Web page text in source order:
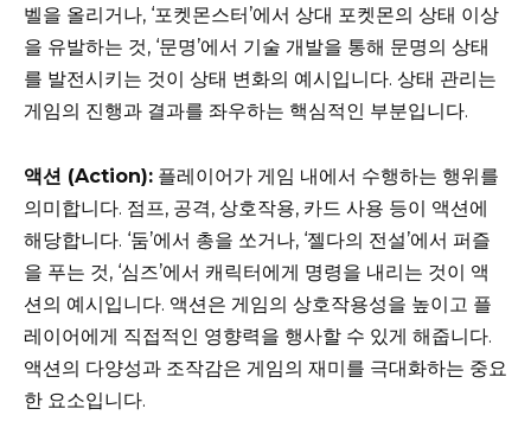
벨을 올리거나, ‘포켓몬스터’에서 상대 포켓몬의 상태 이상
을 유발하는 것, ‘문명’에서 기술 개발을 통해 문명의 상태
를 발전시키는 것이 상태 변화의 예시입니다. 상태 관리는
게임의 진행과 결과를 좌우하는 핵심적인 부분입니다.
액션 (Action): 플레이어가 게임 내에서 수행하는 행위를
의미합니다. 점프, 공격, 상호작용, 카드 사용 등이 액션에
해당합니다. ‘둠’에서 총을 쏘거나, ‘젤다의 전설’에서 퍼즐
을 푸는 것, ‘심즈’에서 캐릭터에게 명령을 내리는 것이 액
션의 예시입니다. 액션은 게임의 상호작용성을 높이고 플
레이어에게 직접적인 영향력을 행사할 수 있게 해줍니다.
액션의 다양성과 조작감은 게임의 재미를 극대화하는 중요
한 요소입니다.